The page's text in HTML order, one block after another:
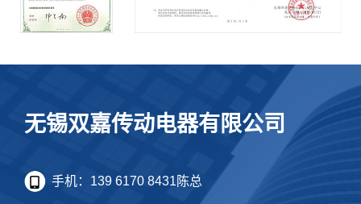
无锡双嘉传动电器有限公司
手机：139 6170 8431陈总